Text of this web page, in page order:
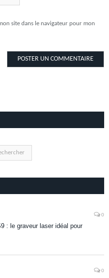
site dans le navigateur pour mon
0
: le graveur laser idéal pour
0